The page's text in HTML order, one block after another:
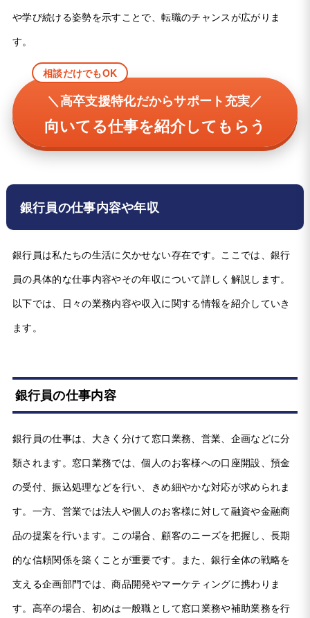
や学び続ける姿勢を示すことで、転職のチャンスが広がりま
す。
相談だけでもOK
＼高卒支援特化だからサポート充実／
向いてる仕事を紹介してもらう
銀行員の仕事内容や年収
銀行員は私たちの生活に欠かせない存在です。ここでは、銀行
員の具体的な仕事内容やその年収について詳しく解説します。
以下では、日々の業務内容や収入に関する情報を紹介していき
ます。
銀行員の仕事内容
銀行員の仕事は、大きく分けて窓口業務、営業、企画などに分
類されます。窓口業務では、個人のお客様への口座開設、預金
の受付、振込処理などを行い、きめ細やかな対応が求められま
す。一方、営業では法人や個人のお客様に対して融資や金融商
品の提案を行います。この場合、顧客のニーズを把握し、長期
的な信頼関係を築くことが重要です。また、銀行全体の戦略を
支える企画部門では、商品開発やマーケティングに携わりま
す。高卒の場合、初めは一般職として窓口業務や補助業務を行